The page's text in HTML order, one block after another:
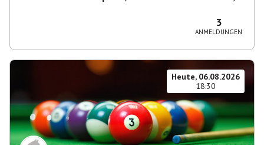
3
ANMELDUNGEN
Heute, 06.08.2026
18:30